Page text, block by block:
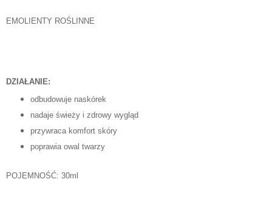
EMOLIENTY ROŚLINNE
DZIAŁANIE:
odbudowuje naskórek
nadaje świeży i zdrowy wygląd
przywraca komfort skóry
poprawia owal twarzy
POJEMNOŚĆ: 30ml